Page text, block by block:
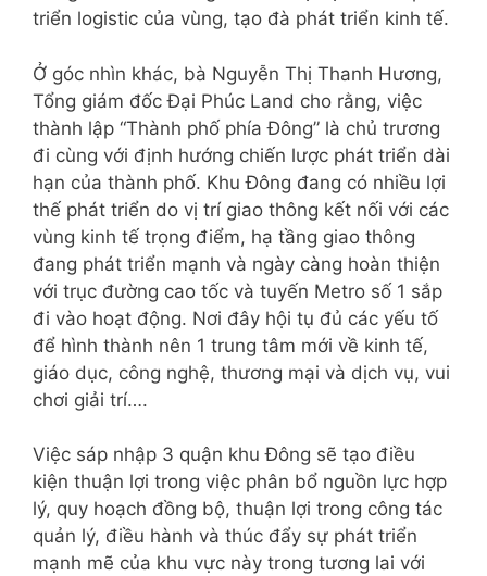
triển logistic của vùng, tạo đà phát triển kinh tế.
Ở góc nhìn khác, bà Nguyễn Thị Thanh Hương,
Tổng giám đốc Đại Phúc Land cho rằng, việc
thành lập “Thành phố phía Đông” là chủ trương
đi cùng với định hướng chiến lược phát triển dài
hạn của thành phố. Khu Đông đang có nhiều lợi
thế phát triển do vị trí giao thông kết nối với các
vùng kinh tế trọng điểm, hạ tầng giao thông
đang phát triển mạnh và ngày càng hoàn thiện
với trục đường cao tốc và tuyến Metro số 1 sắp
đi vào hoạt động. Nơi đây hội tụ đủ các yếu tố
để hình thành nên 1 trung tâm mới về kinh tế,
giáo dục, công nghệ, thương mại và dịch vụ, vui
chơi giải trí….
Việc sáp nhập 3 quận khu Đông sẽ tạo điều
kiện thuận lợi trong việc phân bổ nguồn lực hợp
lý, quy hoạch đồng bộ, thuận lợi trong công tác
quản lý, điều hành và thúc đẩy sự phát triển
mạnh mẽ của khu vực này trong tương lai với